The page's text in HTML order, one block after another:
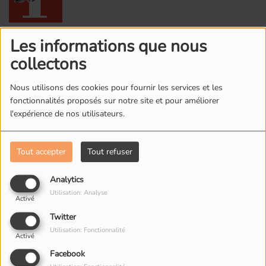
Les informations que nous
collectons
Nous utilisons des cookies pour fournir les services et les
fonctionnalités proposés sur notre site et pour améliorer
l'expérience de nos utilisateurs.
Tout accepter Tout refuser
Analytics
Activé
Utilisation: Analyse
Twitter
Activé
Utilisation: Fonctionnalité
Facebook
Addicted to You
You Make Me
8
Without You (feat. Sandro
Cavazza)
9
Vs. Nicky Romero) - Radio
Edit